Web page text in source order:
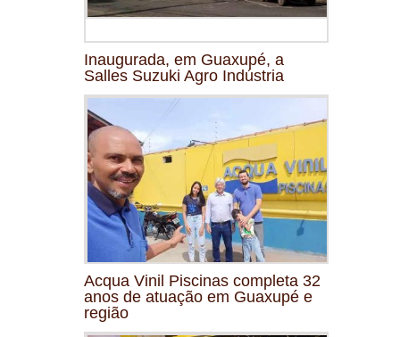
Inaugurada, em Guaxupé, a
Salles Suzuki Agro Indústria
Acqua Vinil Piscinas completa 32
anos de atuação em Guaxupé e
região